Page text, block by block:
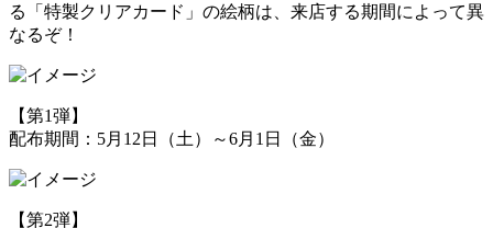
る「特製クリアカード」の絵柄は、来店する期間によって異
なるぞ！
【第1弾】
配布期間：5月12日（土）～6月1日（金）
【第2弾】